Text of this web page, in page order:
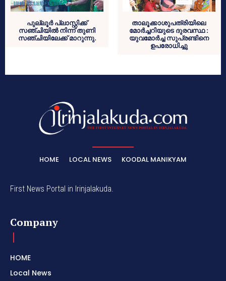
പുല്ലൂര്‍ പ്ലാസ്റ്റിക്ക്
സഞ്ചിയില്‍ നിന്ന് തുണി
സഞ്ചിയിലേക്ക് മാറുന്നു.
താലൂക്കാശുപത്രിയിലെ
മോര്‍ച്ചറിയുടെ ദുരവസ്ഥ :
യുവമോര്‍ച്ച സുപ്രണ്ടിനെ
ഉപരോധിച്ചു
HOME LOCAL NEWS KOODAL MANIKYAM
First News Portal in Irinjalakuda.
Company
HOME
Local News